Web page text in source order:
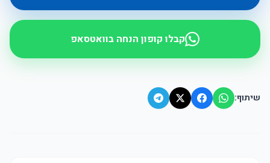
קבלו קופון הנחה בוואטסאפ
שיתוף: